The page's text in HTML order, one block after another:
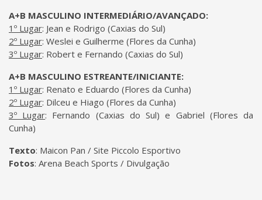
A+B MASCULINO INTERMEDIÁRIO/AVANÇADO:
1º Lugar: Jean e Rodrigo (Caxias do Sul)
2º Lugar: Weslei e Guilherme (Flores da Cunha)
3º Lugar: Robert e Fernando (Caxias do Sul)
A+B MASCULINO ESTREANTE/INICIANTE:
1º Lugar: Renato e Eduardo (Flores da Cunha)
2º Lugar: Dilceu e Hiago (Flores da Cunha)
3º Lugar: Fernando (Caxias do Sul) e Gabriel (Flores da
Cunha)
Texto: Maicon Pan / Site Piccolo Esportivo
Fotos: Arena Beach Sports / Divulgação